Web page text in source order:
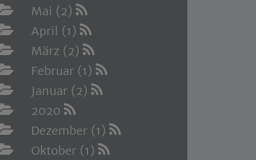
Mai (2)
April (1)
März (2)
Februar (1)
Januar (2)
2020
Dezember (1)
Oktober (1)